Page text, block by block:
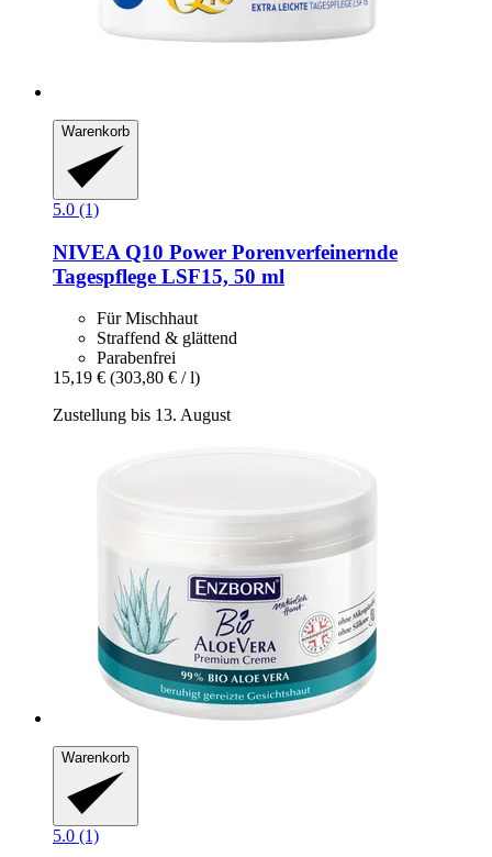
Warenkorb
5.0 (1)
NIVEA Q10 Power Porenverfeinernde
Tagespflege LSF15, 50 ml
Für Mischhaut
Straffend & glättend
Parabenfrei
15,19 € (303,80 € / l)
Zustellung bis 13. August
Warenkorb
5.0 (1)